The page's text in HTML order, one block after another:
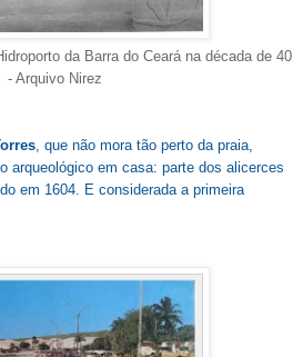
da Barra do Ceará na década de 40
- Arquivo Nirez
, que não mora tão perto da praia,
arqueológico em casa: parte dos alicerces
em 1604. E considerada a primeira